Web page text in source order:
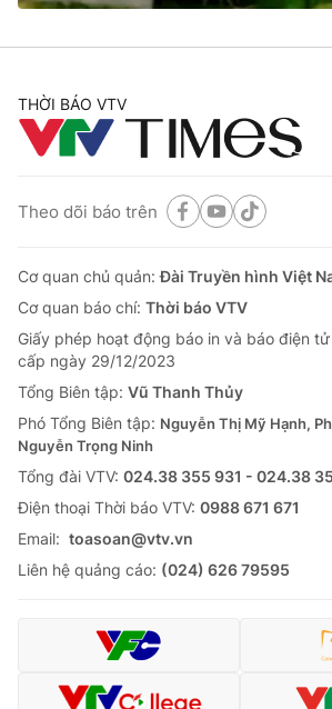
THỜI BÁO VTV
Theo dõi báo trên
Cơ quan chủ quản:Đài Truyền hình Việt
Cơ quan báo chí: Thời báo VTV
Giấy phép hoạt động báo in và báo điện
cấp ngày 29/12/2023
Tổng Biên tập: Vũ Thanh Thủy
Phó Tổng Biên tập: Nguyễn Thị Mỹ Hạnh,
Nguyễn Trọng Ninh
Tổng đài VTV: 024.38 355 931 - 024.38
Ðiện thoại Thời báo VTV: 0988 671 671
Email: toasoan@vtv.vn
Liên hệ quảng cáo: (024) 626 79595